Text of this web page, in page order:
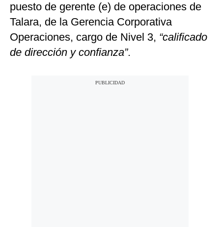
puesto de gerente (e) de operaciones de
Talara, de la Gerencia Corporativa
Operaciones, cargo de Nivel 3, “calificado
de dirección y confianza”.